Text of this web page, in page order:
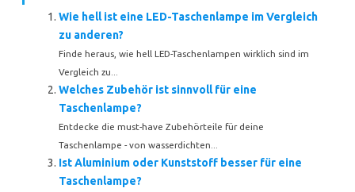
Wie hell ist eine LED-Taschenlampe im Vergleich
zu anderen?
Finde heraus, wie hell LED-Taschenlampen wirklich sind im
Vergleich zu...
Welches Zubehör ist sinnvoll für eine
Taschenlampe?
Entdecke die must-have Zubehörteile für deine
Taschenlampe - von wasserdichten...
Ist Aluminium oder Kunststoff besser für eine
Taschenlampe?